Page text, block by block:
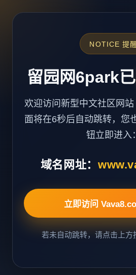
NOTICE 提醒
留园网6park已
欢迎访问新型中文社区网站
面将在6秒后自动跳转，您
钮立即进入：
域名网址：
立即访问
若未自动跳转，请点击上方